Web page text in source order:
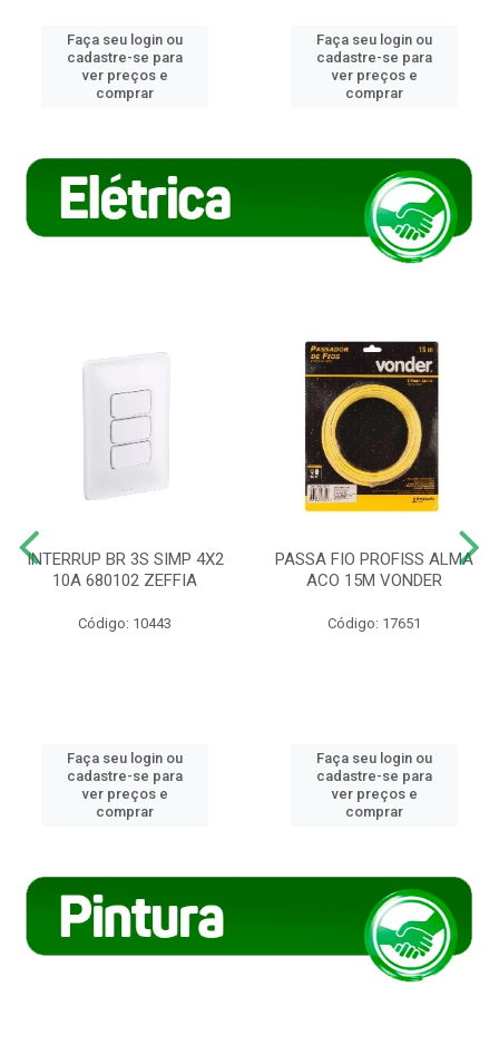
Faça seu login ou
cadastre-se para
ver preços e
comprar
Faça seu login ou
cadastre-se para
ver preços e
comprar
INTERRUP BR 3S SIMP 4X2
10A 680102 ZEFFIA
Código: 10443
Faça seu login ou
cadastre-se para
ver preços e
comprar
PASSA FIO PROFISS ALMA
ACO 15M VONDER
Código: 17651
Faça seu login ou
cadastre-se para
ver preços e
comprar